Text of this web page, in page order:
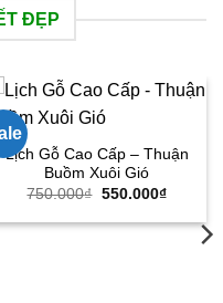
ĐẸP
Lịch Gỗ Cao Cấp – Thuận
Buồm Xuôi Gió
750.000₫ Giá
là:
550.000₫Giá
tại